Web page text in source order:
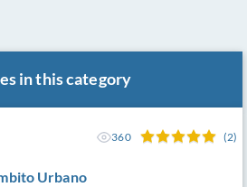
in this category
Urbano
360 (2)